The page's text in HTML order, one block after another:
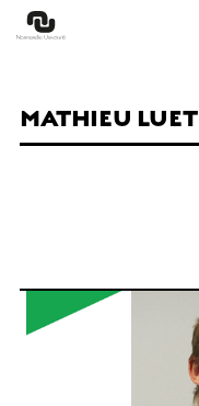
MATHIEU LUET